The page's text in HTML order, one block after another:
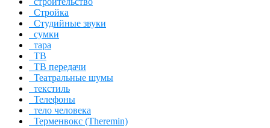
Стройка
Студийные звуки
сумки
тара
ТВ
ТВ передачи
Театральные шумы
текстиль
Телефоны
тело человека
Терменвокс (Theremin)